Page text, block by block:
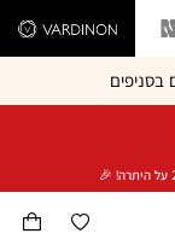
Vardinon